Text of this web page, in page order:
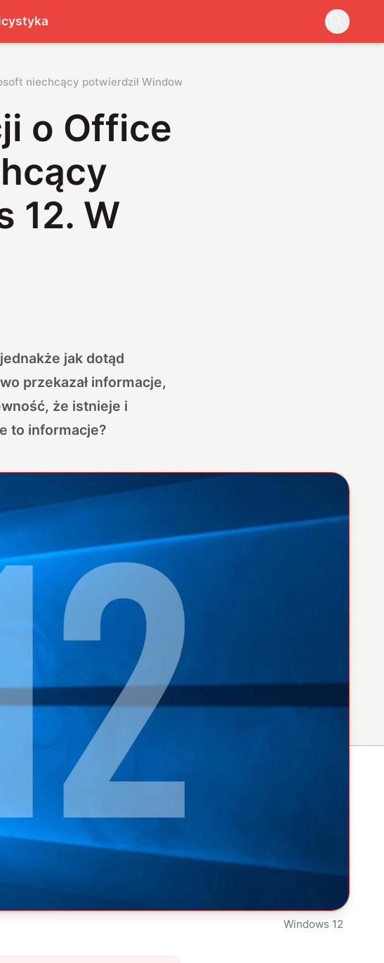
niechcący potwierdził Windows 12. W jaki sposób?
o Office
12. W
jak dotąd
przekazał informacje,
że istnieje i
to informacje?
Windows 12